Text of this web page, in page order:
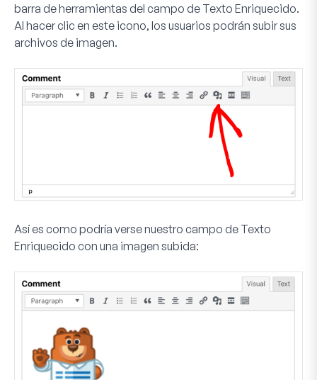
barra de herramientas del campo de Texto Enriquecido.
Al hacer clic en este icono, los usuarios podrán subir sus
archivos de imagen.
Así es como podría verse nuestro campo de Texto
Enriquecido con una imagen subida: